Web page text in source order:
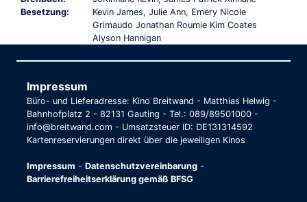
Besetzung:
Kevin James, Julie Ann, Emery Nicole
Grimaudo Jonathan Roumie Kim Coates
Alyson Hannigan
Impressum
Büro- und Lieferadresse: Kino Breitwand - Matthias Helwig -
Bahnhofplatz 2 - 82131 Gauting - Tel.: 089/89501000 -
info@breitwand.com - Umsatzsteuer ID: DE131314592
Kartenreservierungen direkt über die jeweiligen Kinos
Impressum - Datenschutzvereinbarung -
Barrierefreiheitserklärung gemäß BFSG